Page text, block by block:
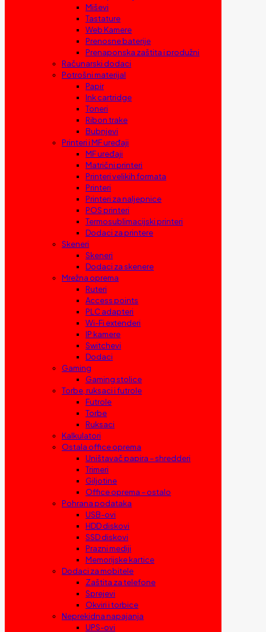
Miševi
Tastature
Web Kamere
Prenosne baterije
Prenaponska zaštita i produžni
Računarski dodaci
Potrošni materijal
Papir
Ink cartridge
Toneri
Ribon trake
Bubnjevi
Printeri i MF uređaji
MF uređaji
Matrični printeri
Printeri velikih formata
Printeri
Printeri za naljepnice
POS printeri
Termosublimacijski printeri
Dodaci za printere
Skeneri
Skeneri
Dodaci za skenere
Mrežna oprema
Ruteri
Access points
PLC adapteri
Wi-Fi extenderi
IP kamere
Switchevi
Dodaci
Gaming
Gaming stolice
Torbe, ruksaci i futrole
Futrole
Torbe
Ruksaci
Kalkulatori
Ostala office oprema
Uništavač papira – shredderi
Trimeri
Giljotine
Office oprema – ostalo
Pohrana podataka
USB-ovi
HDD diskovi
SSD diskovi
Prazni mediji
Memorijske kartice
Dodaci za mobitele
Zaštita za telefone
Sprejevi
Okviri i torbice
Neprekidna napajanja
UPS-ovi